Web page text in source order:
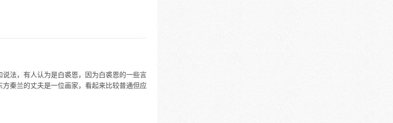
法，有人认为是白裘恩，因为白裘恩的一些言
秦兰的丈夫是一位画家，看起来比较普通但应